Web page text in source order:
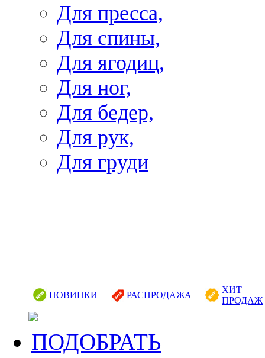
Для пресса,
Для спины,
Для ягодиц,
Для ног,
Для бедер,
Для рук,
Для груди
НОВИНКИ РАСПРОДАЖА
ХИТ
ПРОДАЖ
ПОДОБРАТЬ